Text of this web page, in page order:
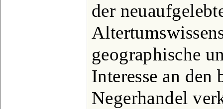
der
geographische
Interesse an den
Negerhandel